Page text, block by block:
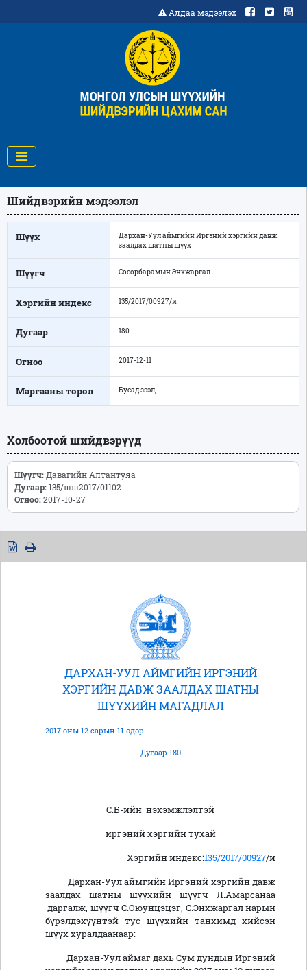
Алдаа мэдээлэх
Шийдвэрийн мэдээлэл
Шүүх
Дархан-Уул аймгийн Иргэний хэргийн давж
заалдах шатны шүүх
Шүүгч Сосорбарамын Энхжаргал
Хэргийн индекс 135/2017/00927/и
Дугаар 180
Огноо 2017-12-11
Маргааны төрөл Бусад зээл,
Холбоотой шийдвэрүүд
Шүүгч: Давагийн Алтантуяа
Дугаар:135/шш2017/01102
Огноо:2017-10-27
ДАРХАН-УУЛ АЙМГИЙН ИРГЭНИЙ
ХЭРГИЙН ДАВЖ ЗААЛДАХ ШАТНЫ
ШҮҮХИЙН МАГАДЛАЛ
2017 оны 12 сарын 11 өдөр
Дугаар 180
С.Б-ийн нэхэмжлэлтэй
иргэний хэргийн тухай
Хэргийн индекс:135/2017/00927/и
Дархан-Уул аймгийн Иргэний хэргийн давж
заалдах шатны шүүхийн шүүгч Л.Амарсанаа
даргалж, шүүгч С.Оюунцэцэг, С.Энхжаргал нарын
бүрэлдэхүүнтэй тус шүүхийн танхимд хийсэн
шүүх хуралдаанаар:
Дархан-Уул аймаг дахь Сум дундын Иргэний